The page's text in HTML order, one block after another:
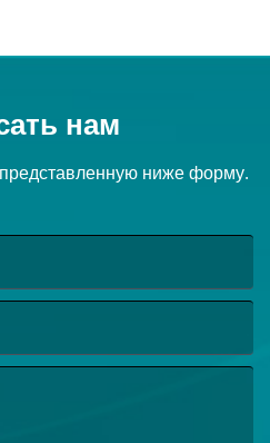
нам
ниже форму.